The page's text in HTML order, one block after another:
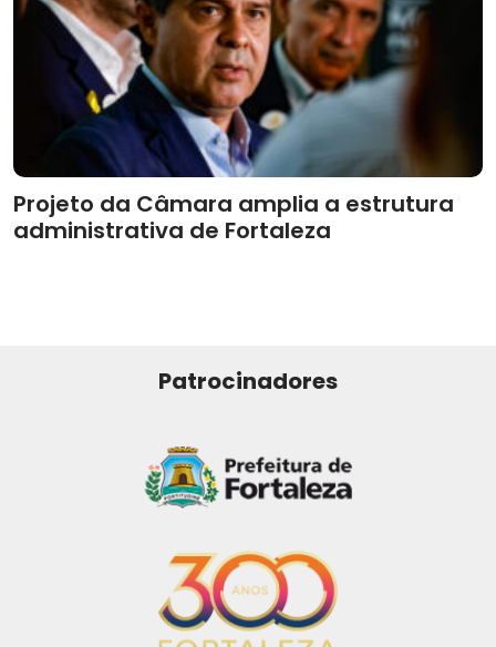
Projeto da Câmara amplia a estrutura
administrativa de Fortaleza
Patrocinadores